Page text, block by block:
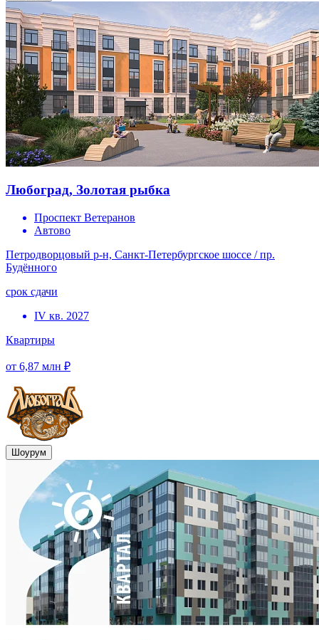
Любоград, Золотая рыбка
Проспект Ветеранов
Автово
Петродворцовый р-н, Санкт-Петербургское шоссе / пр.
Будённого
срок сдачи
IV кв. 2027
Квартиры
от 6,87 млн ₽
Шоурум